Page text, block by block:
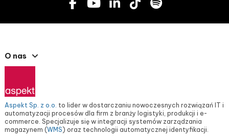
O nas
Aspekt Sp. z o.o. to lider w dostarczaniu nowoczesnych rozwiązań IT i
automatyzacji procesów dla firm z branży logistyki, produkcji i e-
commerce. Specjalizuje się w integracji systemów zarządzania
magazynem (WMS) oraz technologii automatycznej identyfikacji.